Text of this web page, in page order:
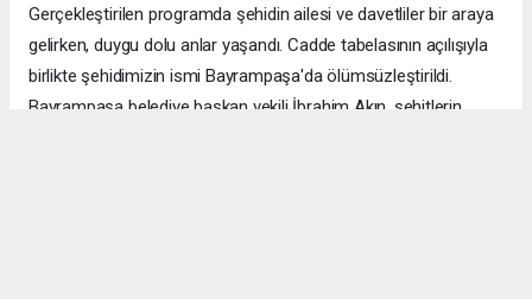
Gerçekleştirilen programda şehidin ailesi ve davetliler bir araya
gelirken, duygu dolu anlar yaşandı. Cadde tabelasının açılışıyla
birlikte şehidimizin ismi Bayrampaşa'da ölümsüzleştirildi.
Bayrampaşa belediye başkan vekili İbrahim Akın, şehitlerin